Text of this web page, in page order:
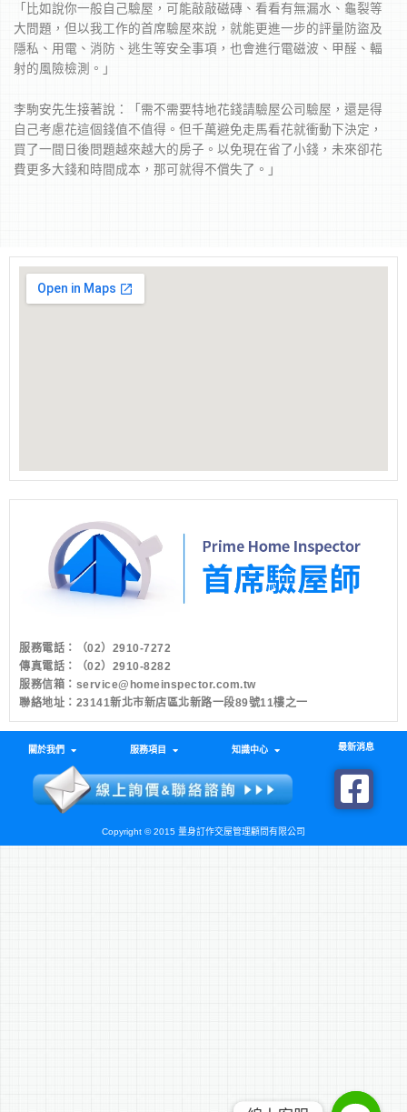
「比如說你一般自己驗屋，可能敲敲磁磚、看看有無漏水、龜裂等
大問題，但以我工作的首席驗屋來說，就能更進一步的評量防盜及
隱私、用電、消防、逃生等安全事項，也會進行電磁波、甲醛、輻
射的風險檢測。」
李駒安先生接著說：「需不需要特地花錢請驗屋公司驗屋，還是得
自己考慮花這個錢值不值得。但千萬避免走馬看花就衝動下決定，
買了一間日後問題越來越大的房子。以免現在省了小錢，未來卻花
費更多大錢和時間成本，那可就得不償失了。」
服務電話：
（02）2910-7272
傳真電話：（02）2910-8282
服務信箱： service@homeinspector.com.tw
聯絡地址：23141新北市新店區北新路一段89號11樓之一
關於我們 服務項目 知識中心 最新消息
Copyright © 2015 量身訂作交屋管理顧問有限公司